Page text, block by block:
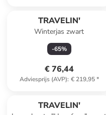
TRAVELIN'
Winterjas zwart
-65%
€ 76,44
Adviesprijs (AVP): € 219,95*
TRAVELIN'